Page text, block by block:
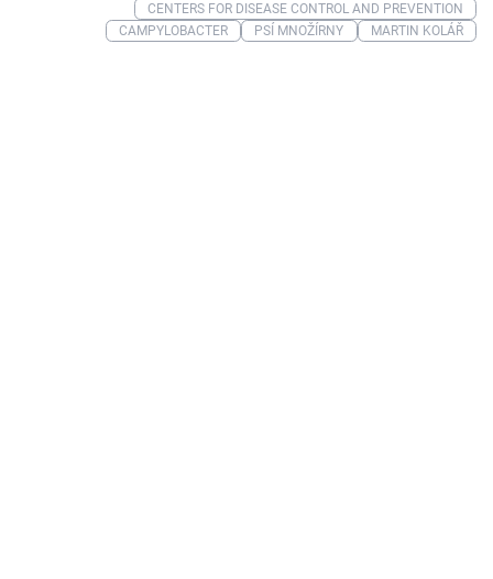
CENTERS FOR DISEASE CONTROL AND PREVENTION
CAMPYLOBACTER
PSÍ MNOŽÍRNY MARTIN KOLÁŘ